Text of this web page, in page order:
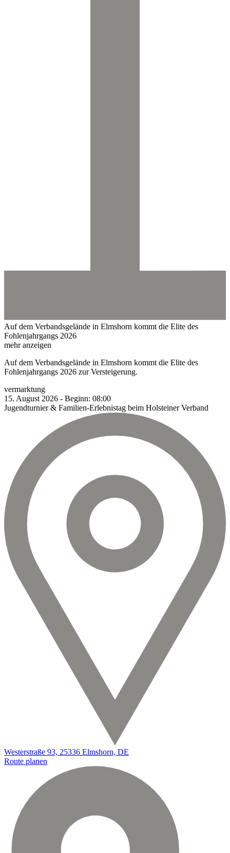
Auf dem Verbandsgelände in Elmshorn kommt die Elite des
Fohlenjahrgangs 2026
mehr anzeigen
Auf dem Verbandsgelände in Elmshorn kommt die Elite des
Fohlenjahrgangs 2026 zur Versteigerung.
vermarktung
15. August 2026 - Beginn: 08:00
Jugendturnier & Familien-Erlebnistag beim Holsteiner Verband
Westerstraße 93, 25336 Elmshorn, DE
Route planen